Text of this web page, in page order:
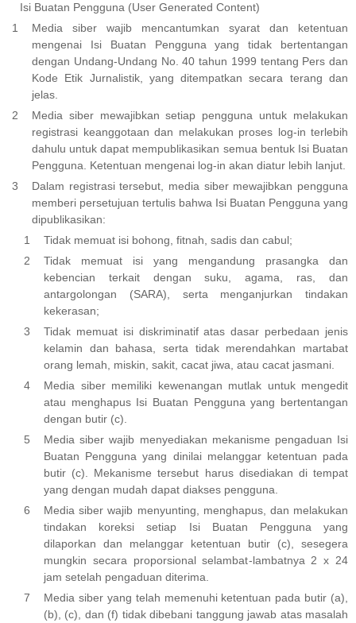
Isi Buatan Pengguna (User Generated Content)
Media siber wajib mencantumkan syarat dan ketentuan
mengenai Isi Buatan Pengguna yang tidak bertentangan
dengan Undang-Undang No. 40 tahun 1999 tentang Pers dan
Kode Etik Jurnalistik, yang ditempatkan secara terang dan
jelas.
Media siber mewajibkan setiap pengguna untuk melakukan
registrasi keanggotaan dan melakukan proses log-in terlebih
dahulu untuk dapat mempublikasikan semua bentuk Isi Buatan
Pengguna. Ketentuan mengenai log-in akan diatur lebih lanjut.
Dalam registrasi tersebut, media siber mewajibkan pengguna
memberi persetujuan tertulis bahwa Isi Buatan Pengguna yang
dipublikasikan:
Tidak memuat isi bohong, fitnah, sadis dan cabul;
Tidak memuat isi yang mengandung prasangka dan
kebencian terkait dengan suku, agama, ras, dan
antargolongan (SARA), serta menganjurkan tindakan
kekerasan;
Tidak memuat isi diskriminatif atas dasar perbedaan jenis
kelamin dan bahasa, serta tidak merendahkan martabat
orang lemah, miskin, sakit, cacat jiwa, atau cacat jasmani.
Media siber memiliki kewenangan mutlak untuk mengedit
atau menghapus Isi Buatan Pengguna yang bertentangan
dengan butir (c).
Media siber wajib menyediakan mekanisme pengaduan Isi
Buatan Pengguna yang dinilai melanggar ketentuan pada
butir (c). Mekanisme tersebut harus disediakan di tempat
yang dengan mudah dapat diakses pengguna.
Media siber wajib menyunting, menghapus, dan melakukan
tindakan koreksi setiap Isi Buatan Pengguna yang
dilaporkan dan melanggar ketentuan butir (c), sesegera
mungkin secara proporsional selambat-lambatnya 2 x 24
jam setelah pengaduan diterima.
Media siber yang telah memenuhi ketentuan pada butir (a),
(b), (c), dan (f) tidak dibebani tanggung jawab atas masalah